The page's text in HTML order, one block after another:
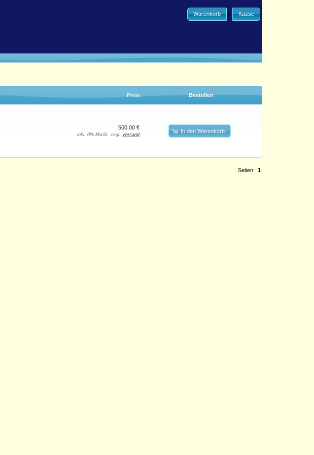
Warenkorb | Kasse
Preis Bestellen
500.00 €
inkl. 0% MwSt. zzgl. Versand
In den Warenkorb
Seiten: 1